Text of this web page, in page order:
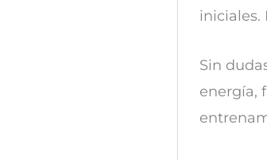
iniciales.
Sin
energía,